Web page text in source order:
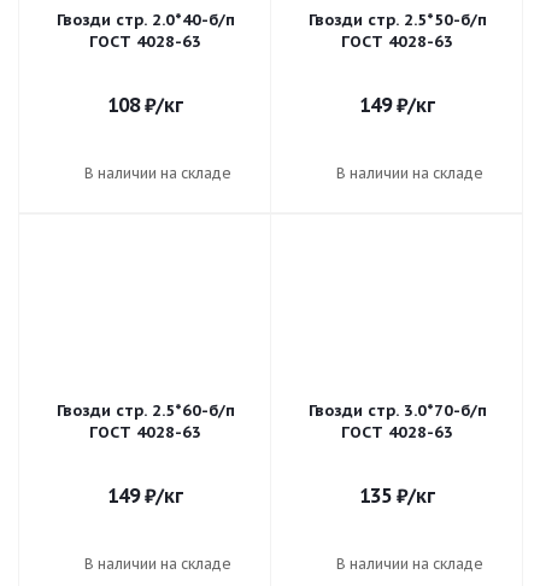
Гвозди стр. 2.0*40-б/п
ГОСТ 4028-63
108₽/кг
В наличии на складе
Гвозди стр. 2.5*50-б/п
ГОСТ 4028-63
149₽/кг
В наличии на складе
Гвозди стр. 2.5*60-б/п
ГОСТ 4028-63
149₽/кг
В наличии на складе
Гвозди стр. 3.0*70-б/п
ГОСТ 4028-63
135 ₽/кг
В наличии на складе